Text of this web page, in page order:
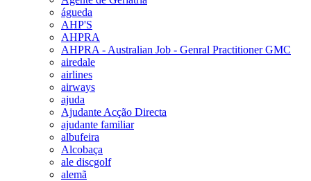
águeda
AHP'S
AHPRA
AHPRA - Australian Job - Genral Practitioner GMC
airedale
airlines
airways
ajuda
Ajudante Acção Directa
ajudante familiar
albufeira
Alcobaça
ale discgolf
alemã